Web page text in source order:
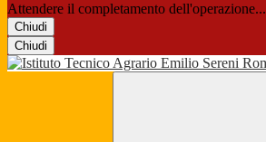
Attendere il completamento dell'operazione...
Chiudi
Chiudi